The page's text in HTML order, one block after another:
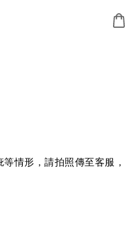
等情形，請拍照傳至客服，